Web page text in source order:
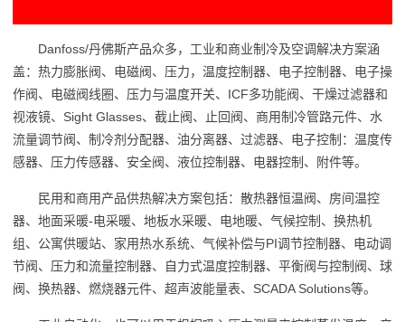
Danfoss/丹佛斯产品众多，工业和商业制冷及空调解决方案涵
盖：热力膨胀阀、电磁阀、压力，温度控制器、电子控制器、电子操
作阀、电磁阀线圈、压力与温度开关、ICF多功能阀、干燥过滤器和
视液镜、Sight Glasses、截止阀、止回阀、商用制冷管路元件、水
流量调节阀、制冷剂分配器、油分离器、过滤器、电子控制：温度传
感器、压力传感器、安全阀、液位控制器、电器控制、附件等。
民用和商用产品供热解决方案包括：散热器恒温阀、房间温控
器、地面采暖-电采暖、地板水采暖、电地暖、气候控制、换热机
组、公寓供暖站、家用热水系统、气候补偿与PI调节控制器、电动调
节阀、压力和流量控制器、自力式温度控制器、平衡阀与控制阀、球
阀、换热器、燃烧器元件、超声波能量表、SCADA Solutions等。